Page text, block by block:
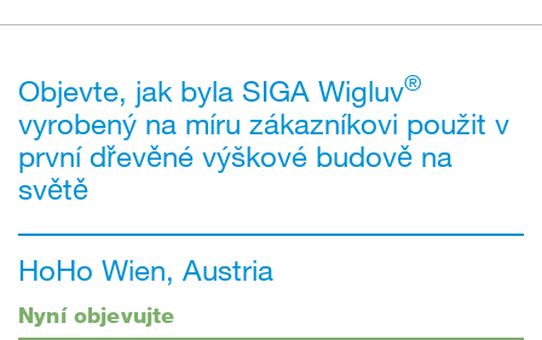
Objevte, jak byla SIGA Wigluv®
vyrobený na míru zákazníkovi použit v
první dřevěné výškové budově na
světě
HoHo Wien, Austria
Nyní objevujte